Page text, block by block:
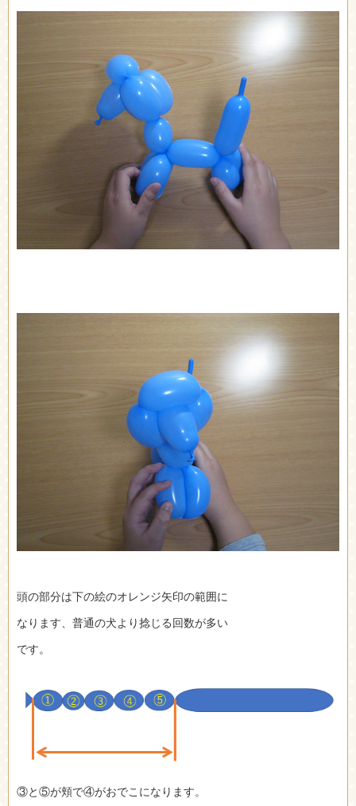
頭の部分は下の絵のオレンジ矢印の範囲に
なります、普通の犬より捻じる回数が多い
です。
③と⑤が頬で④がおでこになります。